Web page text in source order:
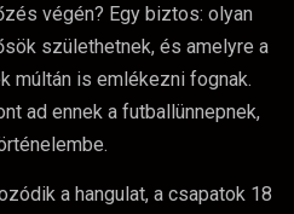
végén? Egy biztos: olyan
születhetnek, és amelyre a
múltán is emlékezni fognak.
ad ennek a futballünnepnek,
a hangulat, a csapatok 18